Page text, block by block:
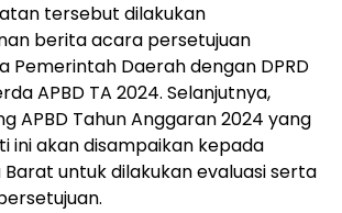
tersebut dilakukan
berita acara persetujuan
Pemerintah Daerah dengan DPRD
APBD TA 2024. Selanjutnya,
APBD Tahun Anggaran 2024 yang
ini akan disampaikan kepada
untuk dilakukan evaluasi serta